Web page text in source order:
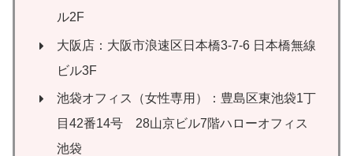
ル2F
大阪店：大阪市浪速区日本橋3-7-6 日本橋無線
ビル3F
池袋オフィス（女性専用）：豊島区東池袋1丁
目42番14号 28山京ビル7階ハローオフィス
池袋